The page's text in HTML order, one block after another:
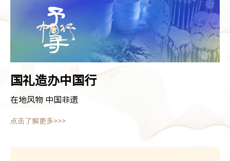
点击了解更多>>>
国礼造办中国行
在地风物 中国非遗